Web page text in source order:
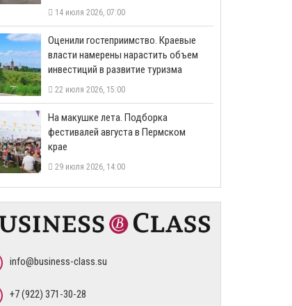
14 июля 2026, 07:00
Оценили гостеприимство. Краевые
власти намерены нарастить объем
инвестиций в развитие туризма
22 июля 2026, 15:00
На макушке лета. Подборка
фестивалей августа в Пермском
крае
29 июля 2026, 14:00
info@business-class.su
+7 (922) 371-30-28